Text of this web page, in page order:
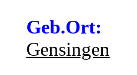
Geb.Ort:
Gensingen